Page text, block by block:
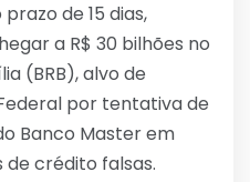
de 15 dias,
a R$ 30 bilhões no
(BRB), alvo de
por tentativa de
Banco Master em
de crédito falsas.